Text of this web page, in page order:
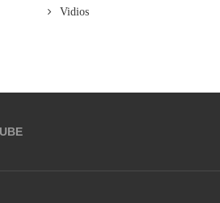
Vidios